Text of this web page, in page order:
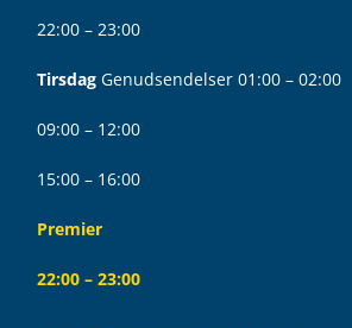
22:00 – 23:00
Tirsdag Genudsendelser 01:00 – 02:00
09:00 – 12:00
15:00 – 16:00
Premier
22:00 – 23:00